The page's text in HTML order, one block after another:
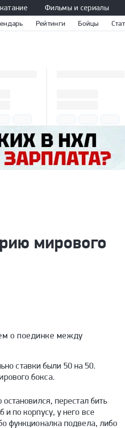
Фильмы и сериалы
Рейтинги Бойцы
мирового
о поединке между
ставки были 50 на 50.
бокса.
перестал бить
по корпусу, у него все
функционалка подвела, либо